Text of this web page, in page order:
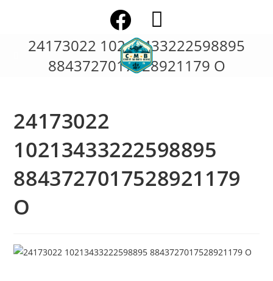
24173022 10213433222598895
8843727017528921179 O
24173022
10213433222598895
8843727017528921179
O